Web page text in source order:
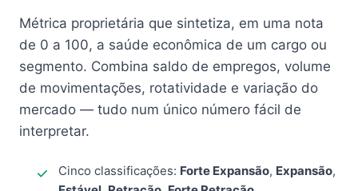
Métrica proprietária que sintetiza, em uma nota
de 0 a 100, a saúde econômica de um cargo ou
segmento. Combina saldo de empregos, volume
de movimentações, rotatividade e variação do
mercado — tudo num único número fácil de
interpretar.
Cinco classificações: Forte Expansão, Expansão,